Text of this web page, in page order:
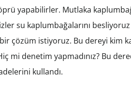
yapabilirler. Mutlaka
su kaplumbağalarını
bir çözüm istiyoruz. Bu dereyi kim
mi denetim yapmadınız? Bu
kullandı.